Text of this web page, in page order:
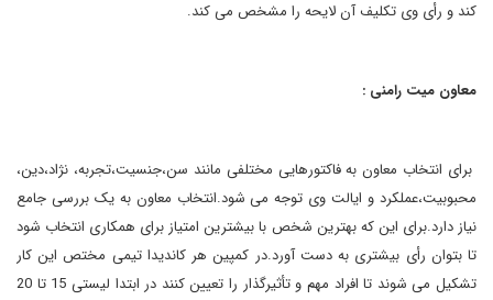
کند و رأی وی تکلیف آن لایحه را مشخص می کند.
معاون میت رامنی :
برای انتخاب معاون به فاکتورهایی مختلفی مانند سن،جنسیت،تجربه، نژاد،دین،
محبوبیت،عملکرد و ایالت وی توجه می شود.انتخاب معاون به یک بررسی جامع
نیاز دارد.برای این که بهترین شخص با بیشترین امتیاز برای همکاری انتخاب شود
تا بتوان رأی بیشتری به دست آورد.در کمپین هر کاندیدا تیمی مختص این کار
تشکیل می شوند تا افراد مهم و تأثیرگذار را تعیین کنند در ابتدا لیستی 15 تا 20